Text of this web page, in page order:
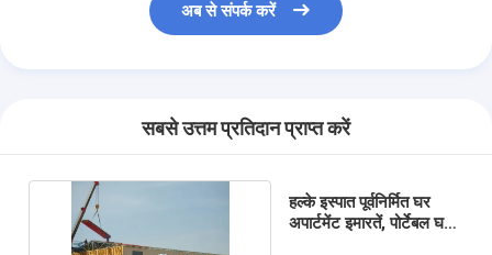
अब से संपर्क करें
सबसे उत्तम प्रतिदान प्राप्त करें
हल्के इस्पात पूर्वनिर्मित घर
अपार्टमेंट इमारतें, पोर्टेबल घर